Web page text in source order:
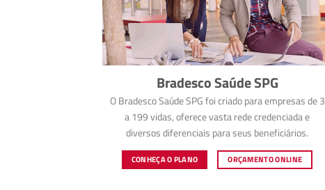
Bradesco Saúde SPG
O Bradesco Saúde SPG foi criado para empresas de 3
a 199 vidas, oferece vasta rede credenciada e
diversos diferenciais para seus beneficiários.
CONHEÇA O PLANO ORÇAMENTO ONLINE